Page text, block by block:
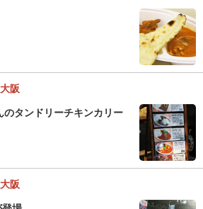
阪
タンドリーチキンカリー
阪